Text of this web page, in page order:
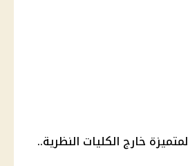
خارج الكليات النظرية..